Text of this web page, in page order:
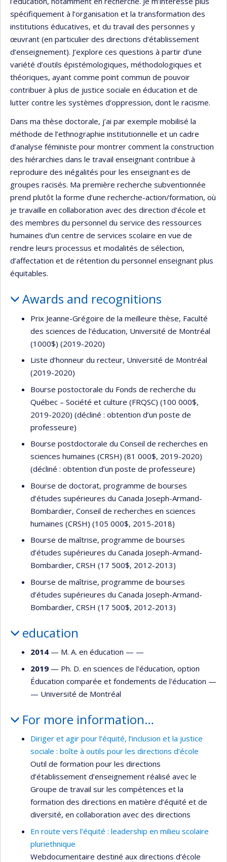
spécifiquement à l’organisation et la transformation des
institutions éducatives, et du travail des personnes y
œuvrant (en particulier des directions d’établissement
d’enseignement). J’explore ces questions à partir d’une
variété d’outils épistémologiques, méthodologiques et
théoriques, ayant comme point commun de pouvoir
contribuer à plus de justice sociale en éducation et de
lutter contre les systèmes d’oppression, dont le racisme.
Dans ma thèse doctorale, j’ai par exemple mobilisé la
méthode de l’ethnographie institutionnelle et un cadre
d’analyse féministe pour montrer comment la construction
des hiérarchies dans le travail enseignant contribue à
reproduire des inégalités pour les enseignant·es de
groupes racisés. Ma première recherche subventionnée
prend plutôt la forme d’une recherche-action/formation, où
je travaille en collaboration avec des direction d’école et
des membres du personnel du service des ressources
humaines d’un centre de services scolaire en vue de
rendre leurs processus et modalités de sélection,
d’affectation et de rétention du personnel enseignant plus
équitables.
Awards and recognitions
Prix Jeanne-Grégoire de la meilleure thèse, Faculté
des sciences de l'éducation, Université de Montréal
(1000$) (2019-2020)
Liste d’honneur du recteur, Université de Montréal
(2019-2020)
Bourse postoctorale du Fonds de recherche du
Québec – Société et culture (FRQSC) (100 000$,
2019-2020) (décliné : obtention d’un poste de
professeure)
Bourse postdoctorale du Conseil de recherches en
sciences humaines (CRSH) (81 000$, 2019-2020)
(décliné : obtention d’un poste de professeure)
Bourse de doctorat, programme de bourses
d’études supérieures du Canada Joseph-Armand-
Bombardier, Conseil de recherches en sciences
humaines (CRSH) (105 000$, 2015-2018)
Bourse de maîtrise, programme de bourses
d’études supérieures du Canada Joseph-Armand-
Bombardier, CRSH (17 500$, 2012-2013)
Bourse de maîtrise, programme de bourses
d’études supérieures du Canada Joseph-Armand-
Bombardier, CRSH (17 500$, 2012-2013)
education
2014 — M. A. en éducation — —
2019 — Ph. D. en sciences de l'éducation, option
Éducation comparée et fondements de l'éducation —
— Université de Montréal
For more information…
Diriger et agir pour l’équité, l’inclusion et la justice
sociale : boîte à outils pour les directions d’école
Outil de formation pour les directions
d’établissement d’enseignement réalisé avec le
Groupe de travail sur les compétences et la
formation des directions en matière d’équité et de
diversité, en collaboration avec des directions
En route vers l’équité : leadership en milieu scolaire
pluriethnique
Webdocumentaire destiné aux directions d’école